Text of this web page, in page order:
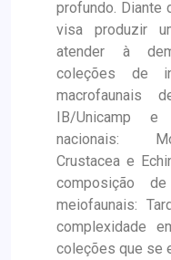
profundo. Diante
visa produzir
atender à
coleções de
macrofaunais
IB/Unicamp
nacionais:
Crustacea e
composição
meiofaunais:
complexidade
coleções que se